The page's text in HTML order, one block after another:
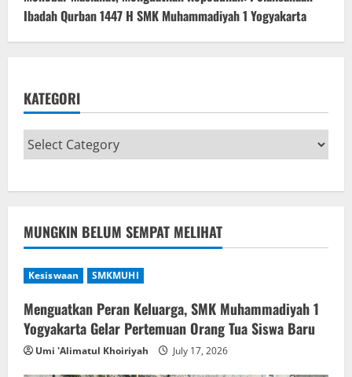
Ibadah Qurban 1447 H SMK Muhammadiyah 1 Yogyakarta
KATEGORI
MUNGKIN BELUM SEMPAT MELIHAT
Kesiswaan SMKMUHI
Menguatkan Peran Keluarga, SMK Muhammadiyah 1
Yogyakarta Gelar Pertemuan Orang Tua Siswa Baru
Umi 'Alimatul Khoiriyah July 17, 2026